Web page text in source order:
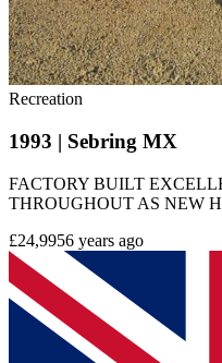
Recreation
1993 | Sebring MX
FACTORY BUILT
THROUGHOUT AS NEW
£24,9956 years ago